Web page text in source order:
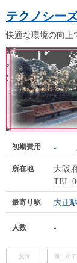
テクノシー
快適な環境の向上
初期費用 -
所在地
大阪
最寄り駅 大正
人数 -
受付 机・椅子